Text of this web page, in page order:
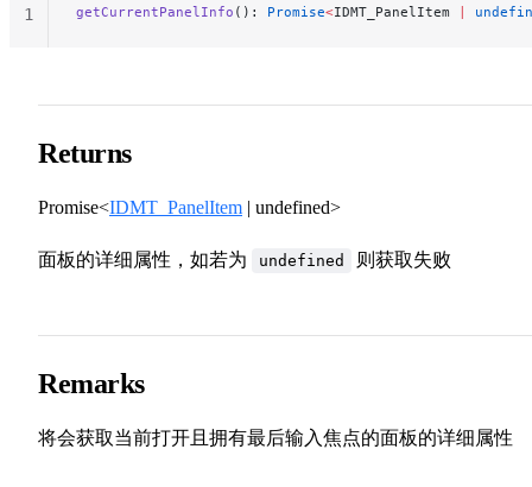
getCurrentPanelInfo (): Promise<IDMT_PanelItem |
1
Returns
Promise<IDMT_PanelItem | undefined>
面板的详细属性，如若为 undefined 则获取失败
Remarks
将会获取当前打开且拥有最后输入焦点的面板的详细属性